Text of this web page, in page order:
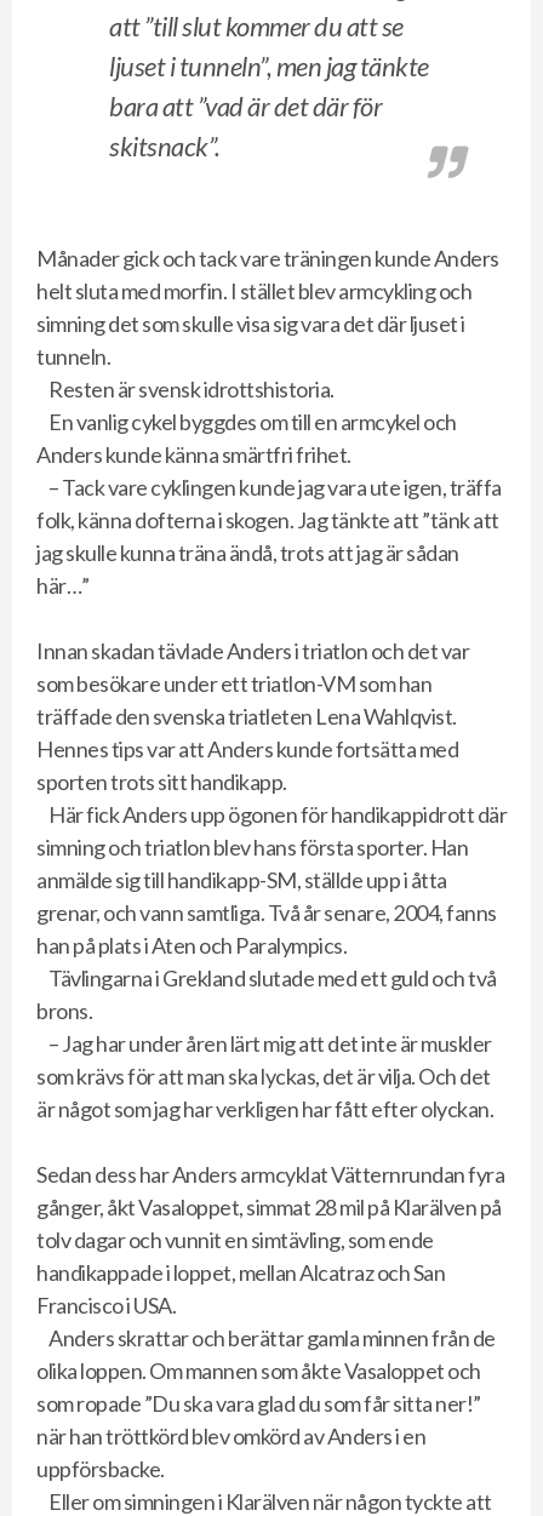
att ”till slut kommer du att se
ljuset i tunneln”, men jag tänkte
bara att ”vad är det där för
skitsnack”.
Månader gick och tack vare träningen kunde Anders
helt sluta med morfin. I stället blev armcykling och
simning det som skulle visa sig vara det där ljuset i
tunneln.
Resten är svensk idrottshistoria.
En vanlig cykel byggdes om till en armcykel och
Anders kunde känna smärtfri frihet.
– Tack vare cyklingen kunde jag vara ute igen, träffa
folk, känna dofterna i skogen. Jag tänkte att ”tänk att
jag skulle kunna träna ändå, trots att jag är sådan
här…”
Innan skadan tävlade Anders i triatlon och det var
som besökare under ett triatlon-VM som han
träffade den svenska triatleten Lena Wahlqvist.
Hennes tips var att Anders kunde fortsätta med
sporten trots sitt handikapp.
Här fick Anders upp ögonen för handikappidrott där
simning och triatlon blev hans första sporter. Han
anmälde sig till handikapp-SM, ställde upp i åtta
grenar, och vann samtliga. Två år senare, 2004, fanns
han på plats i Aten och Paralympics.
Tävlingarna i Grekland slutade med ett guld och två
brons.
– Jag har under åren lärt mig att det inte är muskler
som krävs för att man ska lyckas, det är vilja. Och det
är något som jag har verkligen har fått efter olyckan.
Sedan dess har Anders armcyklat Vätternrundan fyra
gånger, åkt Vasaloppet, simmat 28 mil på Klarälven på
tolv dagar och vunnit en simtävling, som ende
handikappade i loppet, mellan Alcatraz och San
Francisco i USA.
Anders skrattar och berättar gamla minnen från de
olika loppen. Om mannen som åkte Vasaloppet och
som ropade ”Du ska vara glad du som får sitta ner!”
när han tröttkörd blev omkörd av Anders i en
uppförsbacke.
Eller om simningen i Klarälven när någon tyckte att